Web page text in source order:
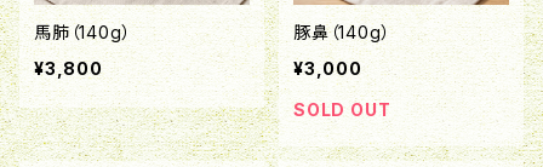
馬肺（140g）
¥3,800
豚鼻（140g）
¥3,000
SOLD OUT